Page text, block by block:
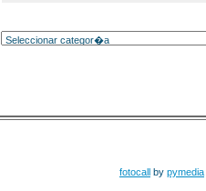
fotocall by pymedia